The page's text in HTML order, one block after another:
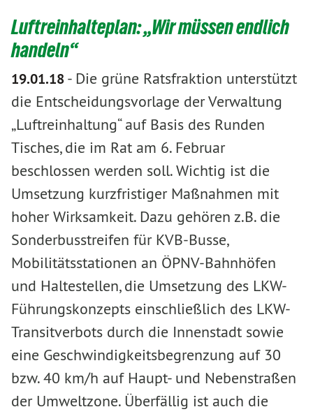
Luftreinhalteplan: „Wir müssen endlich
handeln“
19.01.18- Die grüne Ratsfraktion unterstützt
die Entscheidungsvorlage der Verwaltung
„Luftreinhaltung“ auf Basis des Runden
Tisches, die im Rat am 6. Februar
beschlossen werden soll. Wichtig ist die
Umsetzung kurzfristiger Maßnahmen mit
hoher Wirksamkeit. Dazu gehören z.B. die
Sonderbusstreifen für KVB-Busse,
Mobilitätsstationen an ÖPNV-Bahnhöfen
und Haltestellen, die Umsetzung des LKW-
Führungskonzepts einschließlich des LKW-
Transitverbots durch die Innenstadt sowie
eine Geschwindigkeitsbegrenzung auf 30
bzw. 40 km/h auf Haupt- und Nebenstraßen
der Umweltzone. Überfällig ist auch die